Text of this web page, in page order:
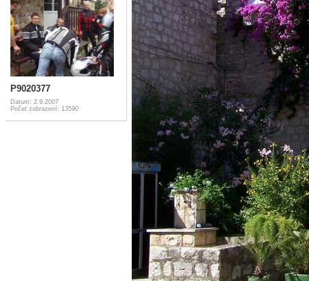
P9020377
Datum: 2.9.2007
Počet zobrazení: 13590